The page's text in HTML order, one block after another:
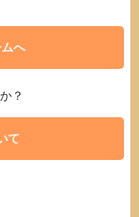
へ
？
て